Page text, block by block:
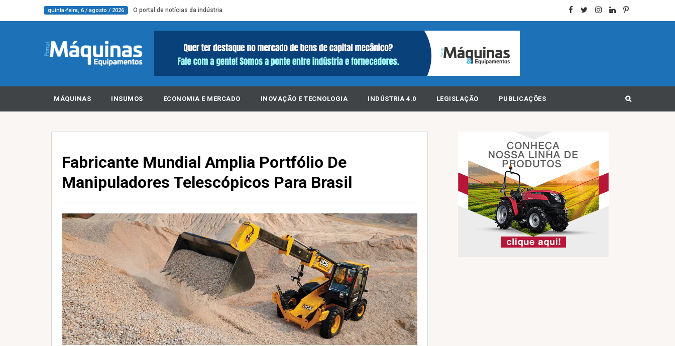
quinta-feira, 6 / agosto / 2026 O portal de notícias da indústria
MÁQUINAS INSUMOS ECONOMIA E MERCADO INOVAÇÃO E TECNOLOGIA INDÚSTRIA 4.0 LEGISLAÇÃO PUBLICAÇÕES
Fabricante Mundial Amplia Portfólio De
Manipuladores Telescópicos Para Brasil